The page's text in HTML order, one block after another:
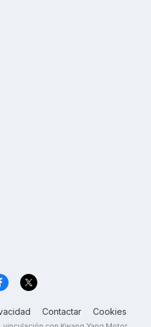
Contactar Cookies